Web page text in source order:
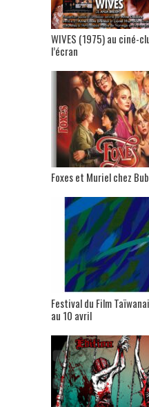
WIVES (1975) au ciné-
l’écran
Foxes et Muriel chez
Festival du Film
au 10 avril